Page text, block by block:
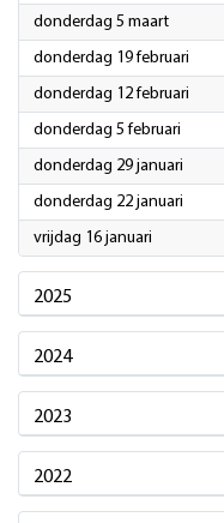
donderdag 5 maart2026
donderdag 19 februari
donderdag 12 februari
donderdag 5 februari
donderdag 29 januari
donderdag 22 januari
vrijdag 16 januari
2025
2024
2023
2022